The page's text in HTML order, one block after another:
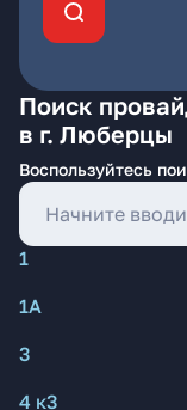
Поиск
в г. Люберцы
Воспользуйтесь
1
1А
3
4 к3